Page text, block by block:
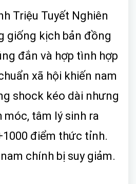
Triệu Tuyết Nghiên
giống kịch bản đồng
đắn và hợp tình hợp
xã hội khiến nam
shock kéo dài nhưng
tâm lý sinh ra
điểm thức tỉnh.
chính bị suy giảm.